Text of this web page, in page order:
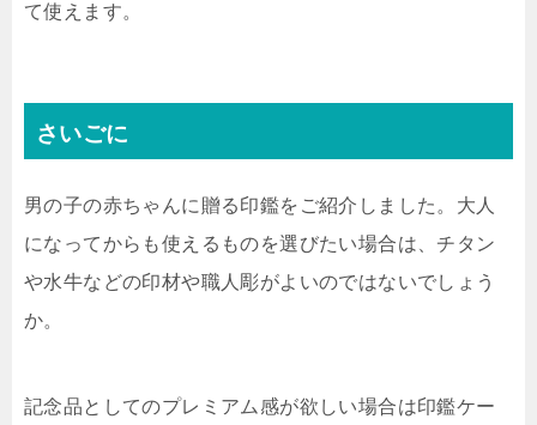
て使えます。
さいごに
男の子の赤ちゃんに贈る印鑑をご紹介しました。大人
になってからも使えるものを選びたい場合は、チタン
や水牛などの印材や職人彫がよいのではないでしょう
か。
記念品としてのプレミアム感が欲しい場合は印鑑ケー